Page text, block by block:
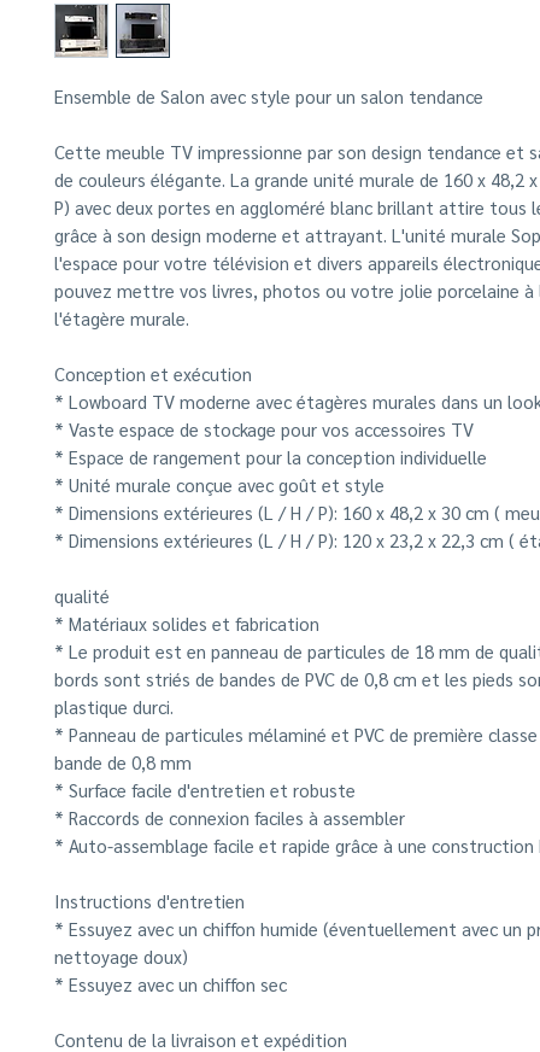
Ensemble de Salon avec style pour un salon tendance
Cette meuble TV impressionne par son design tendance et
de couleurs élégante. La grande unité murale de 160 x 48,2
P) avec deux portes en aggloméré blanc brillant attire tous
grâce à son design moderne et attrayant. L'unité murale
l'espace pour votre télévision et divers appareils
pouvez mettre vos livres, photos ou votre jolie porcelaine à
l'étagère murale.
Conception et exécution
* Lowboard TV moderne avec étagères murales dans un
* Vaste espace de stockage pour vos accessoires TV
* Espace de rangement pour la conception individuelle
* Unité murale conçue avec goût et style
* Dimensions extérieures (L / H / P): 160 x 48,2 x 30 cm (
* Dimensions extérieures (L / H / P): 120 x 23,2 x 22,3 cm (
qualité
* Matériaux solides et fabrication
* Le produit est en panneau de particules de 18 mm de
bords sont striés de bandes de PVC de 0,8 cm et les pieds
plastique durci.
* Panneau de particules mélaminé et PVC de première
bande de 0,8 mm
* Surface facile d'entretien et robuste
* Raccords de connexion faciles à assembler
* Auto-assemblage facile et rapide grâce à une construction
Instructions d'entretien
* Essuyez avec un chiffon humide (éventuellement avec un
nettoyage doux)
* Essuyez avec un chiffon sec
Contenu de la livraison et expédition